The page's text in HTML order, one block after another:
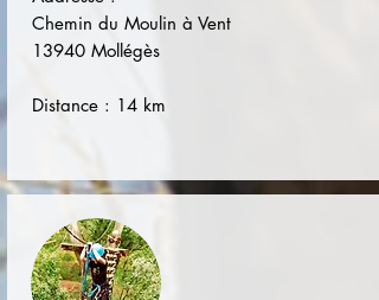
Chemin du Moulin à Vent
13940 Mollégès
Distance : 14 km